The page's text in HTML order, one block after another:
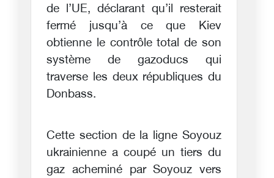
de l’UE, déclarant qu’il resterait
fermé jusqu’à ce que Kiev
obtienne le contrôle total de son
système de gazoducs qui
traverse les deux républiques du
Donbass.
Cette section de la ligne Soyouz
ukrainienne a coupé un tiers du
gaz acheminé par Soyouz vers